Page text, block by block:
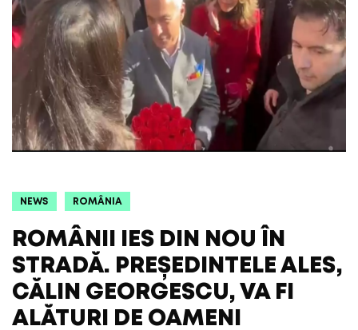
NEWS ROMÂNIA
ROMÂNII IES DIN NOU ÎN
STRADĂ. PREȘEDINTELE ALES,
CĂLIN GEORGESCU, VA FI
ALĂTURI DE OAMENI